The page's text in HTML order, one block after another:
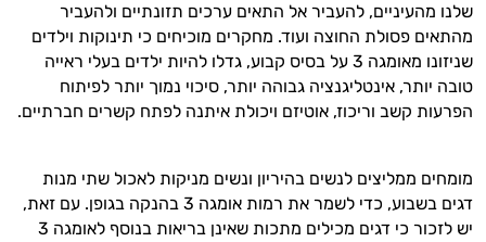
שלנו מהעיניים, להעביר אל התאים ערכים תזונתיים ולהעביר
מהתאים פסולת החוצה ועוד. מחקרים מוכיחים כי תינוקות וילדים
שניזונו מאומגה 3 על בסיס קבוע, גדלו להיות ילדים בעלי ראייה
טובה יותר, אינטליגנציה גבוהה יותר, סיכוי נמוך יותר לפיתוח
הפרעות קשב וריכוז, אוטיזם ויכולת איתנה לפתח קשרים חברתיים.
מומחים ממליצים לנשים בהיריון ונשים מניקות לאכול שתי מנות
דגים בשבוע, כדי לשמר את רמות אומגה 3 בהנקה בגופן. עם זאת,
יש לזכור כי דגים מכילים מתכות שאינן בריאות בנוסף לאומגה 3